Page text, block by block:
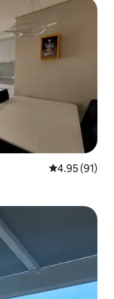
レビュー91
4.95 (91)